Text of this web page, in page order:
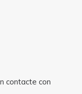
contacte con